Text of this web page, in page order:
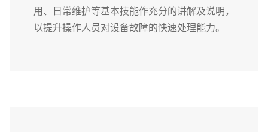
用、日常维护等基本技能作充分的讲解及说明，
以提升操作人员对设备故障的快速处理能力。